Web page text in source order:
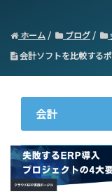
ホーム ブログ
会計ソフトを比較する
会計
ERP
会計